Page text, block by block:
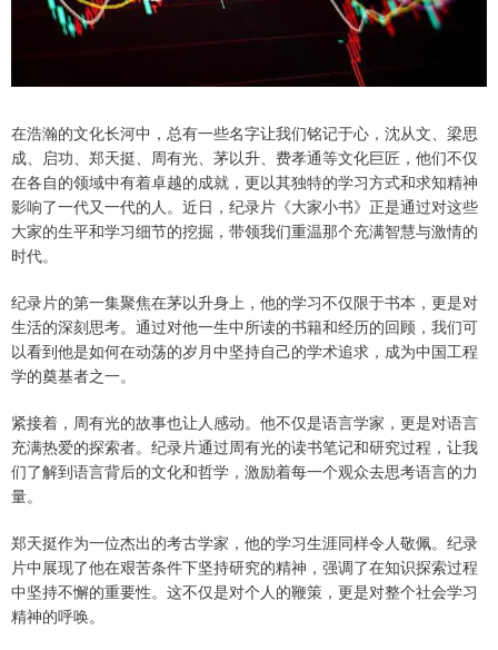
在浩瀚的文化长河中，总有一些名字让我们铭记于心，沈从文、梁思
成、启功、郑天挺、周有光、茅以升、费孝通等文化巨匠，他们不仅
在各自的领域中有着卓越的成就，更以其独特的学习方式和求知精神
影响了一代又一代的人。近日，纪录片《大家小书》正是通过对这些
大家的生平和学习细节的挖掘，带领我们重温那个充满智慧与激情的
时代。
纪录片的第一集聚焦在茅以升身上，他的学习不仅限于书本，更是对
生活的深刻思考。通过对他一生中所读的书籍和经历的回顾，我们可
以看到他是如何在动荡的岁月中坚持自己的学术追求，成为中国工程
学的奠基者之一。
紧接着，周有光的故事也让人感动。他不仅是语言学家，更是对语言
充满热爱的探索者。纪录片通过周有光的读书笔记和研究过程，让我
们了解到语言背后的文化和哲学，激励着每一个观众去思考语言的力
量。
郑天挺作为一位杰出的考古学家，他的学习生涯同样令人敬佩。纪录
片中展现了他在艰苦条件下坚持研究的精神，强调了在知识探索过程
中坚持不懈的重要性。这不仅是对个人的鞭策，更是对整个社会学习
精神的呼唤。